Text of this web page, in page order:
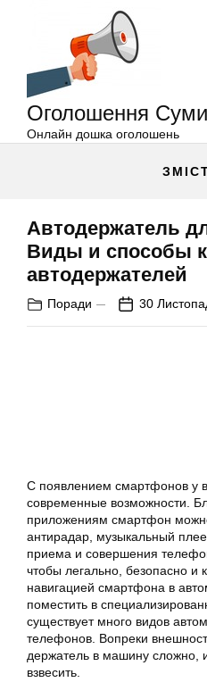
Оголошення Суми
Онлайн дошка оголошень
Автодержатель
Виды и способы
автодержателей
Поради 30
С появлением смартфонов у
современные возможности.
приложениям смартфон
антирадар, музыкальный
приема и совершения
чтобы легально, безопасно и
навигацией смартфона в
поместить в
существует много видов
телефонов. Вопреки
держатель в машину сложно,
взвесить.